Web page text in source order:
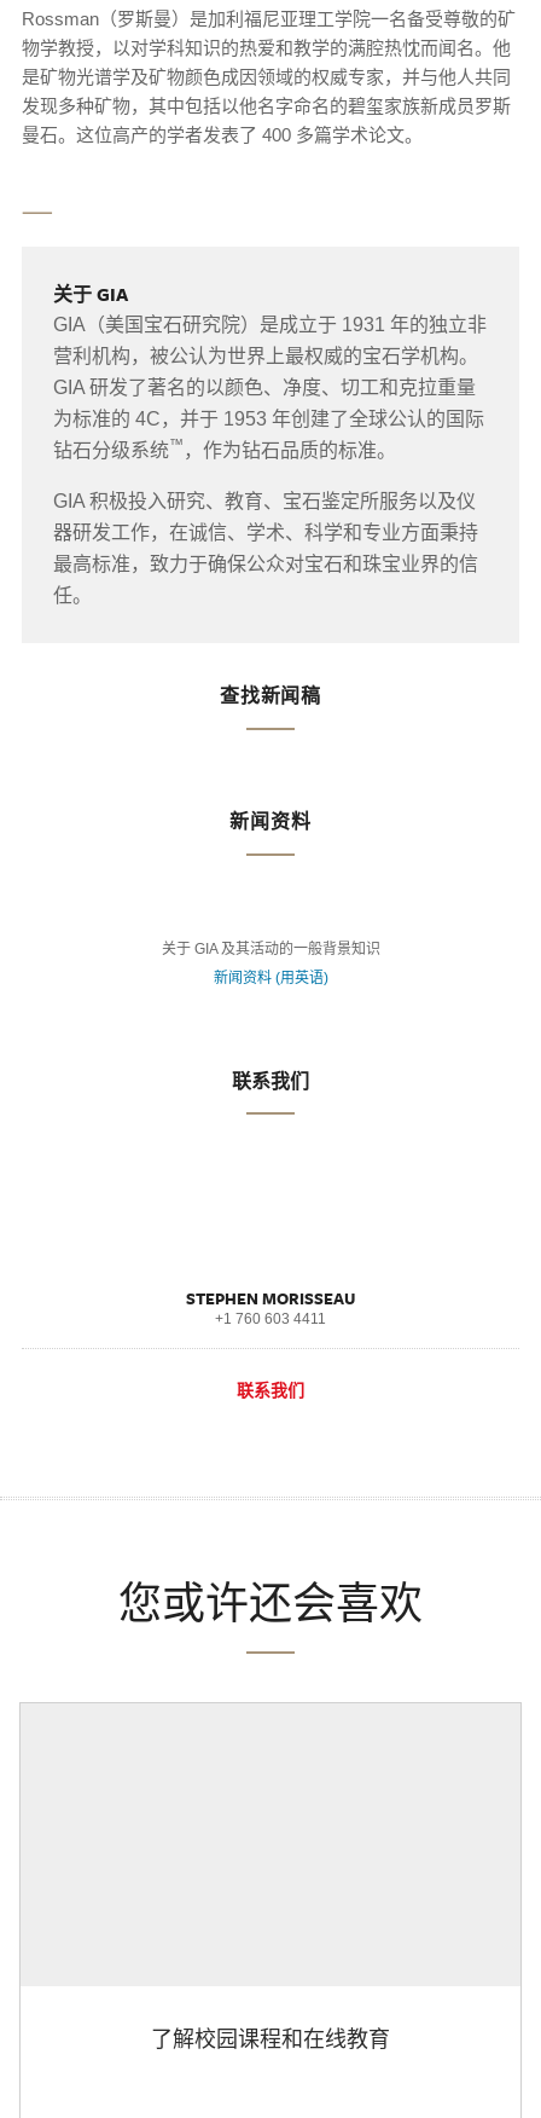
Rossman（罗斯曼）是加利福尼亚理工学院一名备受尊敬的矿
物学教授，以对学科知识的热爱和教学的满腔热忱而闻名。他
是矿物光谱学及矿物颜色成因领域的权威专家，并与他人共同
发现多种矿物，其中包括以他名字命名的碧玺家族新成员罗斯
曼石。这位高产的学者发表了 400 多篇学术论文。
⸺
关于 GIA
GIA（美国宝石研究院）是成立于 1931 年的独立非
营利机构，被公认为世界上最权威的宝石学机构。
GIA 研发了著名的以颜色、净度、切工和克拉重量
为标准的 4C，并于 1953 年创建了全球公认的国际
钻石分级系统™ ，作为钻石品质的标准。
GIA 积极投入研究、教育、宝石鉴定所服务以及仪
器研发工作，在诚信、学术、科学和专业方面秉持
最高标准，致力于确保公众对宝石和珠宝业界的信
任。
查找新闻稿
新闻资料
关于 GIA 及其活动的一般背景知识
新闻资料 (用英语)
联系我们
STEPHEN MORISSEAU
+1 760 603 4411
联系我们
您或许还会喜欢
了解校园课程和在线教育